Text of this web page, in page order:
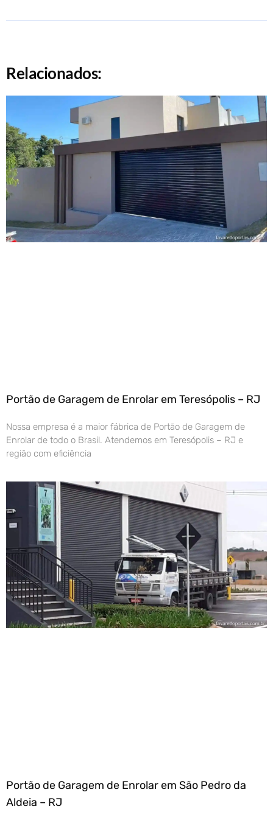
Relacionados:
Portão de Garagem de Enrolar em Teresópolis – RJ
Nossa empresa é a maior fábrica de Portão de Garagem de
Enrolar de todo o Brasil. Atendemos em Teresópolis – RJ e
região com eficiência
Portão de Garagem de Enrolar em São Pedro da
Aldeia – RJ